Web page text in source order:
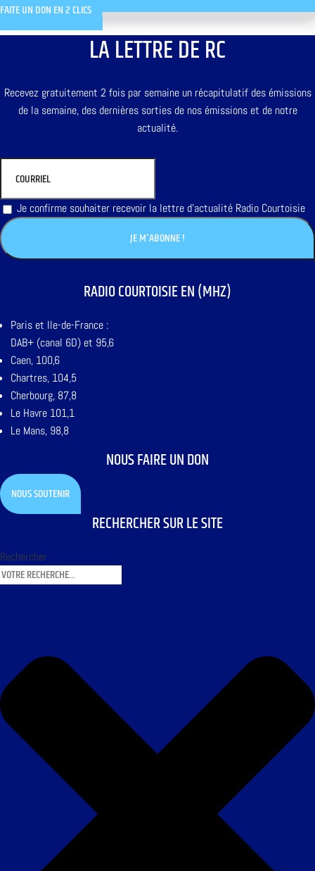
FAITE UN DON EN 2 CLICS
LA LETTRE DE RC
Recevez gratuitement 2 fois par semaine un récapitulatif des émissions
de la semaine, des dernières sorties de nos émissions et de notre
actualité.
Je confirme souhaiter recevoir la lettre d'actualité Radio Courtoisie
RADIO COURTOISIE EN (MHZ)
Paris et Ile-de-France :
DAB+ (canal 6D) et 95,6
Caen, 100,6
Chartres, 104,5
Cherbourg, 87,8
Le Havre 101,1
Le Mans, 98,8
NOUS FAIRE UN DON
NOUS SOUTENIR
RECHERCHER SUR LE SITE
Rechercher